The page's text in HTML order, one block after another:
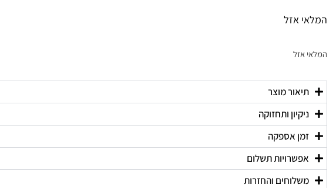
המלאי אזל
המלאי אזל
תיאור מוצר
ניקיון ותחזוקה
זמן אספקה
אפשרויות תשלום
משלוחים והחזרות